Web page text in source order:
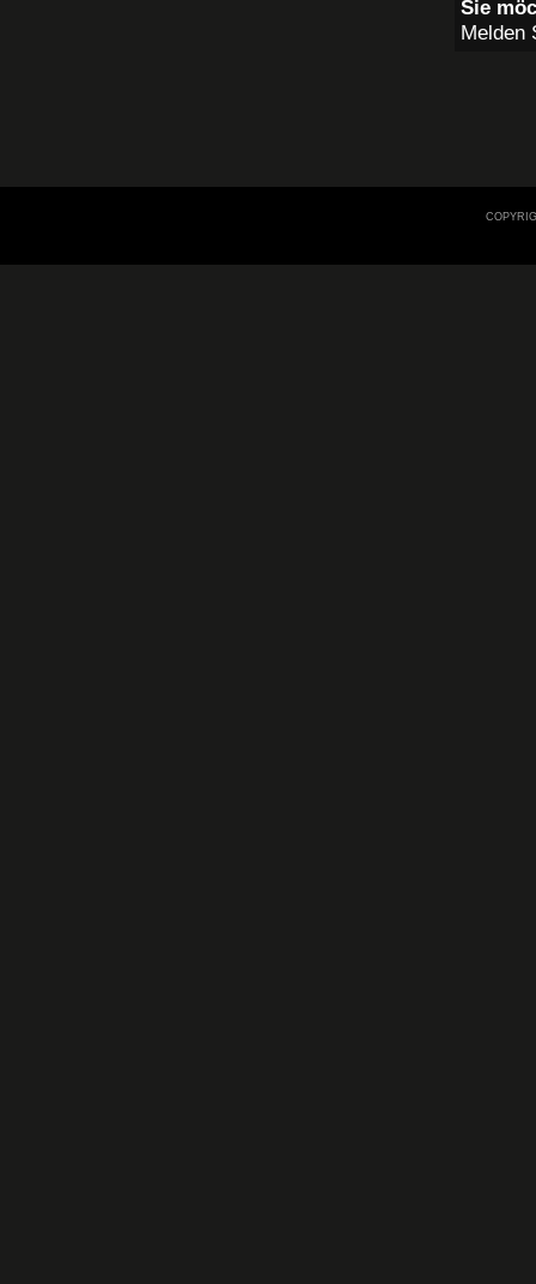
Sie
Melden